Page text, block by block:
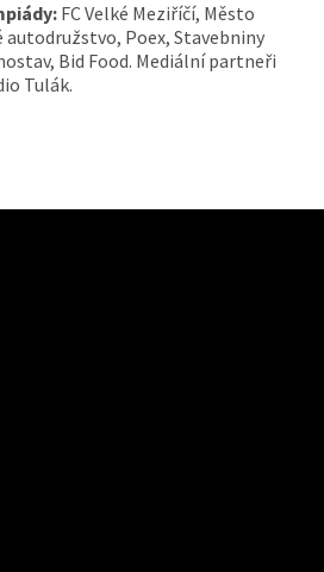
FC Velké Meziříčí, Město
autodružstvo, Poex, Stavebniny
Bid Food. Mediální partneři
Tulák.